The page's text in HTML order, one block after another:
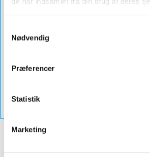
Nødvendig
Præferencer
Statistik
Marketing
Lieferung
1-3 dage
Produktnavn
sabetocover
Art.Nr.
VVS Nr.